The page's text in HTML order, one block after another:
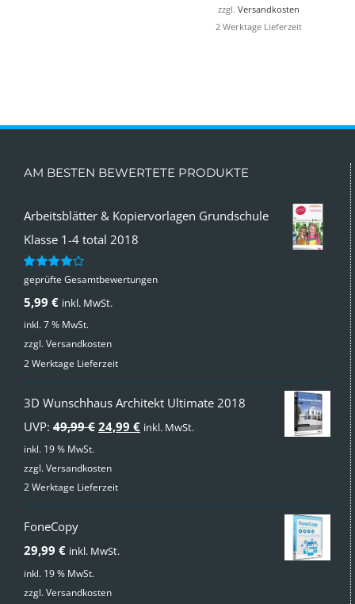
29,99 €
zzgl. Versandkosten
2 Werktage Lieferzeit
AM BESTEN BEWERTETE PRODUKTE
Arbeitsblätter & Kopiervorlagen Grundschule
Klasse 1-4 total 2018
Bewertet
von 5
geprüfte Gesamtbewertungen
5,99 € inkl. MwSt.
inkl. 7 % MwSt.
zzgl.Versandkosten
2 Werktage Lieferzeit
3D Wunschhaus Architekt Ultimate 2018
UVP: 49,99€ Ursprünglicher
war:
24,99 €Aktueller
inkl. MwSt.
inkl. 19 % MwSt.
zzgl.Versandkosten
2 Werktage Lieferzeit
FoneCopy
29,99 € inkl. MwSt.
inkl. 19 % MwSt.
zzgl.Versandkosten